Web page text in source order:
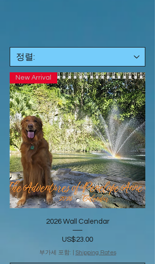
New Arrival
2026 Wall Calendar
가격
US$23.00
부가세 포함: Shipping Rates